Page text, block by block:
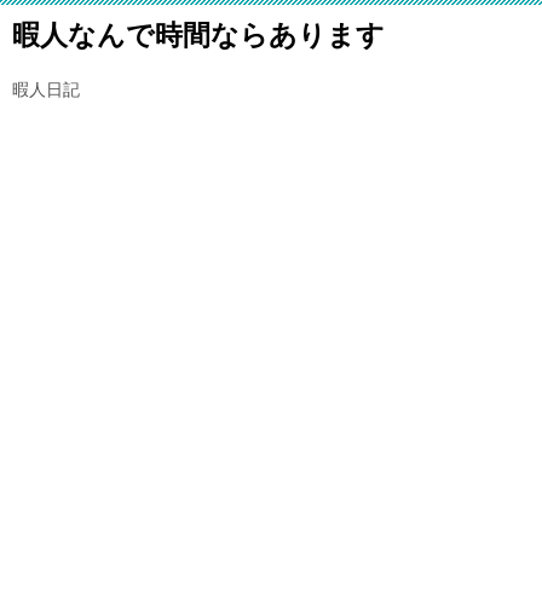
暇人なんで時間ならあります
暇人日記